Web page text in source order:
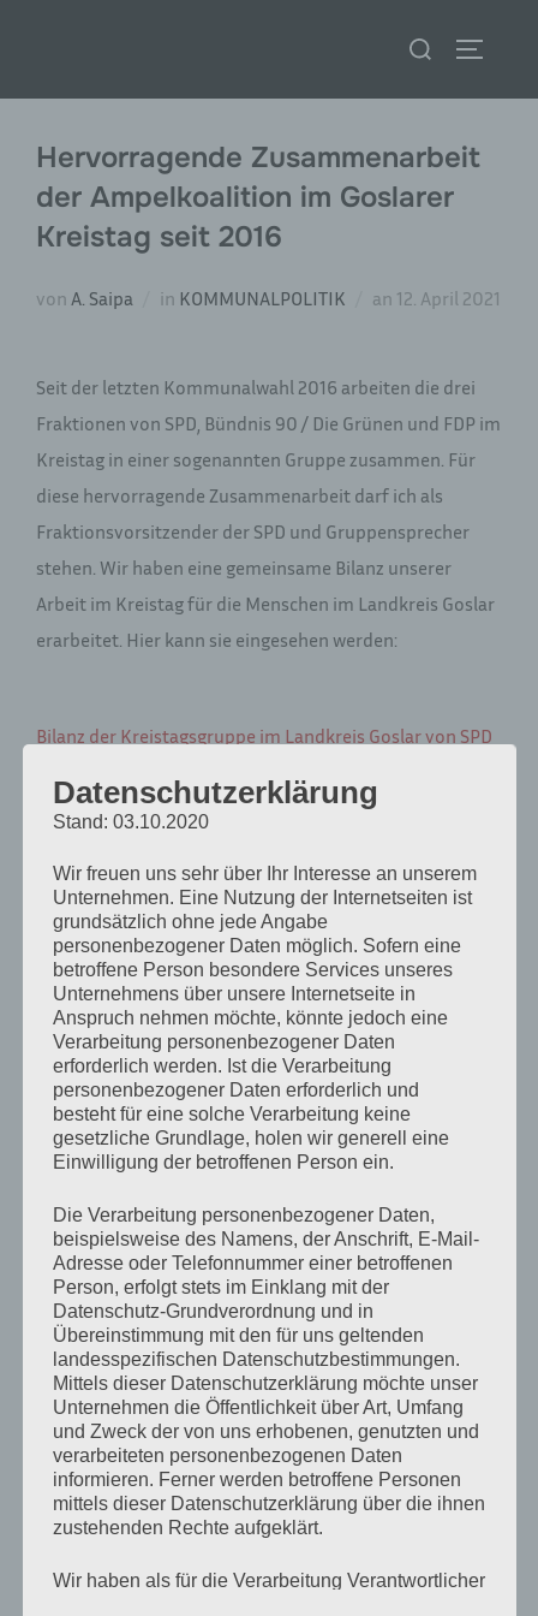
Suchen
Hervorragende Zusammenarbeit
der Ampelkoalition im Goslarer
Kreistag seit 2016
von A. Saipa in KOMMUNALPOLITIK an Veröffentlicht
12. April 2021
Seit der letzten Kommunalwahl 2016 arbeiten die drei
Fraktionen von SPD, Bündnis 90 / Die Grünen und FDP im
Kreistag in einer sogenannten Gruppe zusammen. Für
diese hervorragende Zusammenarbeit darf ich als
Fraktionsvorsitzender der SPD und Gruppensprecher
stehen. Wir haben eine gemeinsame Bilanz unserer
Arbeit im Kreistag für die Menschen im Landkreis Goslar
erarbeitet. Hier kann sie eingesehen werden:
Bilanz der Kreistagsgruppe im Landkreis Goslar von SPD
Facebook Share on X
LinkedIn WhatsApp Email
Datenschutzerklärung
Stand: 03.10.2020
Wir freuen uns sehr über Ihr Interesse an unserem
Unternehmen. Eine Nutzung der Internetseiten ist
grundsätzlich ohne jede Angabe
personenbezogener Daten möglich. Sofern eine
betroffene Person besondere Services unseres
Unternehmens über unsere Internetseite in
Anspruch nehmen möchte, könnte jedoch eine
Verarbeitung personenbezogener Daten
erforderlich werden. Ist die Verarbeitung
personenbezogener Daten erforderlich und
besteht für eine solche Verarbeitung keine
gesetzliche Grundlage, holen wir generell eine
Einwilligung der betroffenen Person ein.
Die Verarbeitung personenbezogener Daten,
beispielsweise des Namens, der Anschrift, E-Mail-
Adresse oder Telefonnummer einer betroffenen
Person, erfolgt stets im Einklang mit der
Datenschutz-Grundverordnung und in
Übereinstimmung mit den für uns geltenden
landesspezifischen Datenschutzbestimmungen.
Mittels dieser Datenschutzerklärung möchte unser
Unternehmen die Öffentlichkeit über Art, Umfang
und Zweck der von uns erhobenen, genutzten und
verarbeiteten personenbezogenen Daten
informieren. Ferner werden betroffene Personen
mittels dieser Datenschutzerklärung über die ihnen
zustehenden Rechte aufgeklärt.
Wir haben als für die Verarbeitung Verantwortlicher